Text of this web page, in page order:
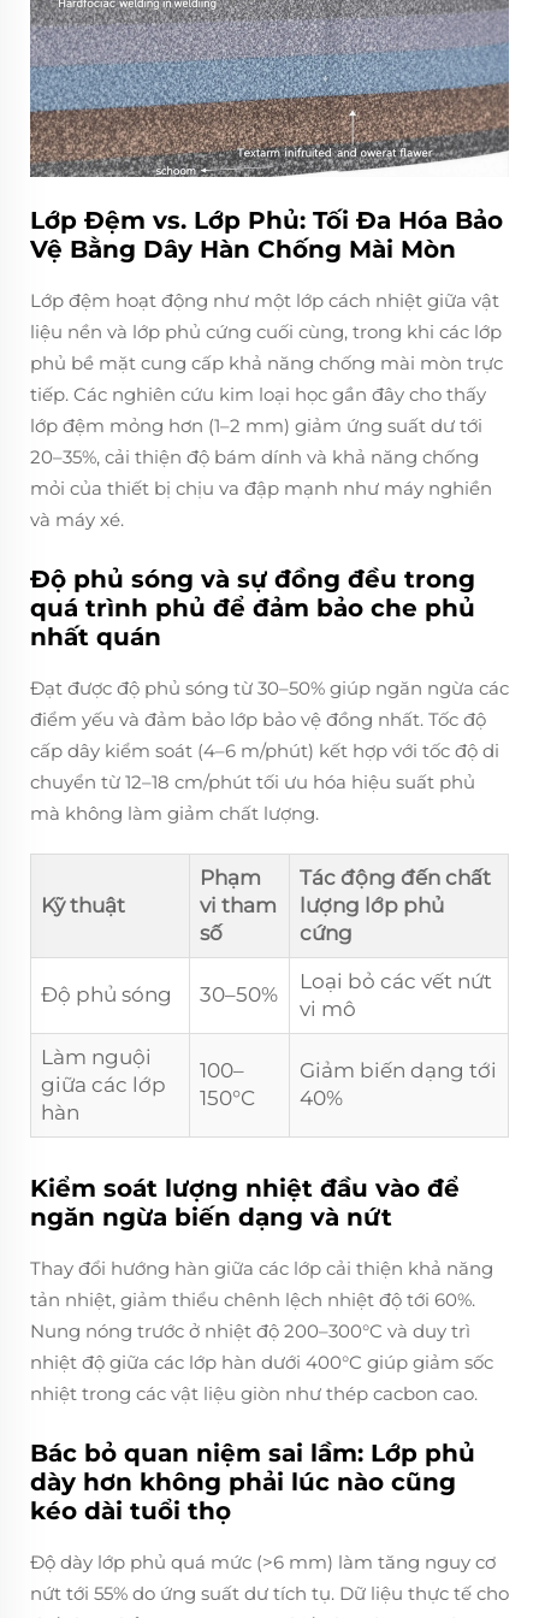
Lớp Đệm vs. Lớp Phủ: Tối Đa Hóa Bảo
Vệ Bằng Dây Hàn Chống Mài Mòn
Lớp đệm hoạt động như một lớp cách nhiệt giữa vật
liệu nền và lớp phủ cứng cuối cùng, trong khi các lớp
phủ bề mặt cung cấp khả năng chống mài mòn trực
tiếp. Các nghiên cứu kim loại học gần đây cho thấy
lớp đệm mỏng hơn (1–2 mm) giảm ứng suất dư tới
20–35%, cải thiện độ bám dính và khả năng chống
mỏi của thiết bị chịu va đập mạnh như máy nghiền
và máy xé.
Độ phủ sóng và sự đồng đều trong
quá trình phủ để đảm bảo che phủ
nhất quán
Đạt được độ phủ sóng từ 30–50% giúp ngăn ngừa các
điểm yếu và đảm bảo lớp bảo vệ đồng nhất. Tốc độ
cấp dây kiểm soát (4–6 m/phút) kết hợp với tốc độ di
chuyển từ 12–18 cm/phút tối ưu hóa hiệu suất phủ
mà không làm giảm chất lượng.
Kỹ thuật
Phạm
vi tham
số
Tác động đến chất
lượng lớp phủ
cứng
Độ phủ sóng 30–50%
Loại bỏ các vết nứt
vi mô
Làm nguội
giữa các lớp
hàn
100–
150°C
Giảm biến dạng tới
40%
Kiểm soát lượng nhiệt đầu vào để
ngăn ngừa biến dạng và nứt
Thay đổi hướng hàn giữa các lớp cải thiện khả năng
tản nhiệt, giảm thiểu chênh lệch nhiệt độ tới 60%.
Nung nóng trước ở nhiệt độ 200–300°C và duy trì
nhiệt độ giữa các lớp hàn dưới 400°C giúp giảm sốc
nhiệt trong các vật liệu giòn như thép cacbon cao.
Bác bỏ quan niệm sai lầm: Lớp phủ
dày hơn không phải lúc nào cũng
kéo dài tuổi thọ
Độ dày lớp phủ quá mức (>6 mm) làm tăng nguy cơ
nứt tới 55% do ứng suất dư tích tụ. Dữ liệu thực tế cho